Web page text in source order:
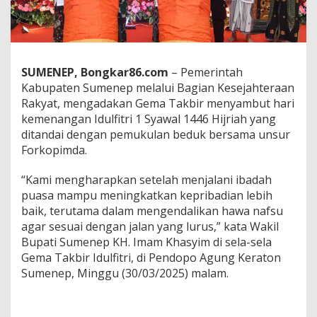
6
H
,
P
m
a
b
S
u
e
p
G
e
l
a
r
G
SUMENEP, Bongkar86.com – Pemerintah
Kabupaten Sumenep melalui Bagian Kesejahteraan
Rakyat, mengadakan Gema Takbir menyambut hari
kemenangan Idulfitri 1 Syawal 1446 Hijriah yang
ditandai dengan pemukulan beduk bersama unsur
Forkopimda.
“Kami mengharapkan setelah menjalani ibadah
puasa mampu meningkatkan kepribadian lebih
baik, terutama dalam mengendalikan hawa nafsu
agar sesuai dengan jalan yang lurus,” kata Wakil
Bupati Sumenep KH. Imam Khasyim di sela-sela
Gema Takbir Idulfitri, di Pendopo Agung Keraton
Sumenep, Minggu (30/03/2025) malam.